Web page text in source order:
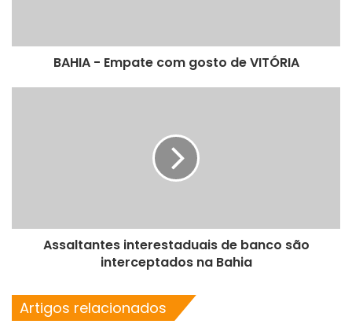
BAHIA - Empate com gosto de VITÓRIA
Assaltantes interestaduais de banco são
interceptados na Bahia
Artigos relacionados